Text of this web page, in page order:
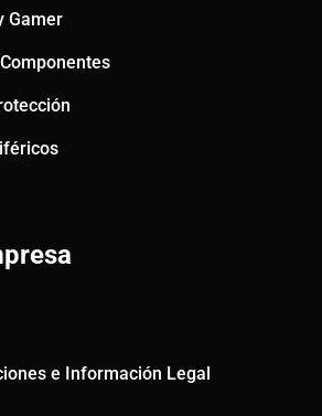
Gamer
e Información Legal